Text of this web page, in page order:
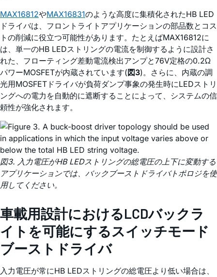
MAX16812やMAX16831のような高度に集積化されたHB LED
ドライバは、フロントライトアプリケーションの部品数とコス
トの削減に役立つ可能性があります。たとえばMAX16812に
は、単一のHB LEDストリングの電流を制御するように設計さ
れた、フローティング差動電流検出アンプと76V定格の0.2Ω
パワーMOSFETが内蔵されています( 図3)。さらに、内蔵の調
光用MOSFETドライバが負荷ダンプ事象の発生時にLEDストリ
ングへの電力を自動的に遮断することによって、システムの信
頼性が強化されます。
図3. 入力電圧がHB LEDストリングの総電圧の上下に変動する
アプリケーションでは、バックブーストドライバトポロジを使
用してください。
車載用設計におけるLCDバックラ
イトを可能にするスイッチモード
ブーストドライバ
入力電圧が常にHB LEDストリングの総電圧より低い場合は、